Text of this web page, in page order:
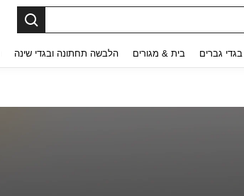
בגדי גברים בית & מגורים הלבשה תחתונה ובגדי שינה